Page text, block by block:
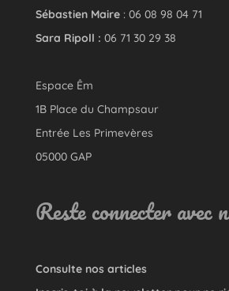
Sébastien Maire: 06 08 98 04 71
Sara Ripoll : 06 71 30 29 38
Espace Êm
1B Place du Champsaur
Entrée Les Primevères
05000 GAP
Reste connecter avec
Consulte nos articles